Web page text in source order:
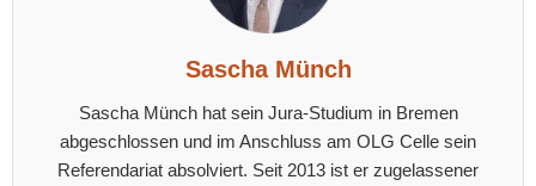
Sascha Münch
Sascha Münch hat sein Jura-Studium in Bremen
abgeschlossen und im Anschluss am OLG Celle sein
Referendariat absolviert. Seit 2013 ist er zugelassener